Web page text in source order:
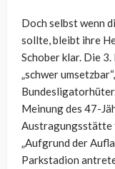
Doch selbst wenn
sollte, bleibt ihre
Schober klar. Die
„schwer
Meinung des 47-
Austragungsstätte
„Aufgrund der
Parkstadion